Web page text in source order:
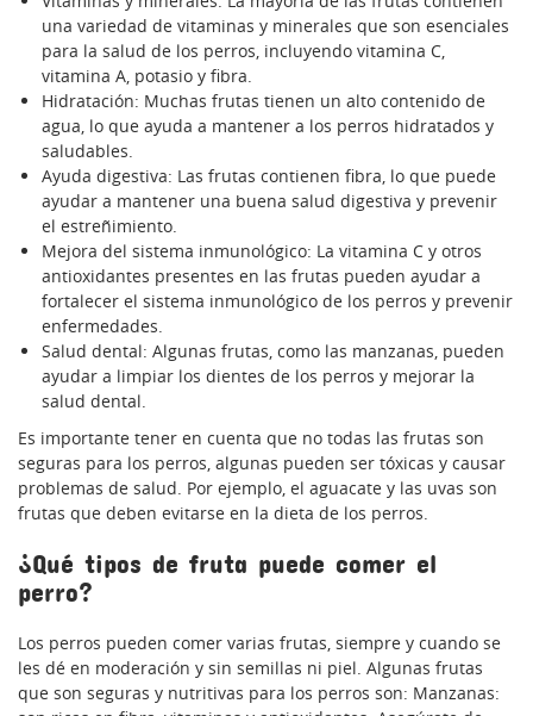
una variedad de vitaminas y minerales que son esenciales
para la salud de los perros, incluyendo vitamina C,
vitamina A, potasio y fibra.
Hidratación: Muchas frutas tienen un alto contenido de
agua, lo que ayuda a mantener a los perros hidratados y
saludables.
Ayuda digestiva: Las frutas contienen fibra, lo que puede
ayudar a mantener una buena salud digestiva y prevenir
el estreñimiento.
Mejora del sistema inmunológico: La vitamina C y otros
antioxidantes presentes en las frutas pueden ayudar a
fortalecer el sistema inmunológico de los perros y prevenir
enfermedades.
Salud dental: Algunas frutas, como las manzanas, pueden
ayudar a limpiar los dientes de los perros y mejorar la
salud dental.
Es importante tener en cuenta que no todas las frutas son
seguras para los perros, algunas pueden ser tóxicas y causar
problemas de salud. Por ejemplo, el aguacate y las uvas son
frutas que deben evitarse en la dieta de los perros.
¿Qué tipos de fruta puede comer el
perro?
Los perros pueden comer varias frutas, siempre y cuando se
les dé en moderación y sin semillas ni piel. Algunas frutas
que son seguras y nutritivas para los perros son: Manzanas: